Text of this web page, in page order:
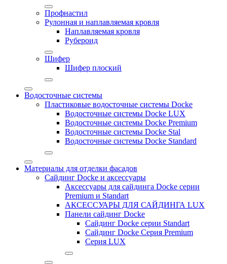
Профнастил
Рулонная и наплавляемая кровля
Наплавляемая кровля
Рубероид
Шифер
Шифер плоский
Водосточные системы
Пластиковые водосточные системы Docke
Водосточные системы Docke LUX
Водосточные системы Docke Premium
Водосточные системы Docke Stal
Водосточные системы Docke Standard
Материалы для отделки фасадов
Сайдинг Docke и аксессуары
Аксессуары для сайдинга Docke серии
Premium и Standart
АКСЕССУАРЫ ДЛЯ САЙДИНГА LUX
Панели сайдинг Docke
Cайдинг Docke серии Standart
Сайдинг Docke Серия Premium
Серия LUX